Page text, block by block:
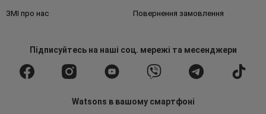
ЗМІ про нас Повернення замовлення
Підписуйтесьна наші соц. мережі та месенджери
Watsons в вашому смартфоні